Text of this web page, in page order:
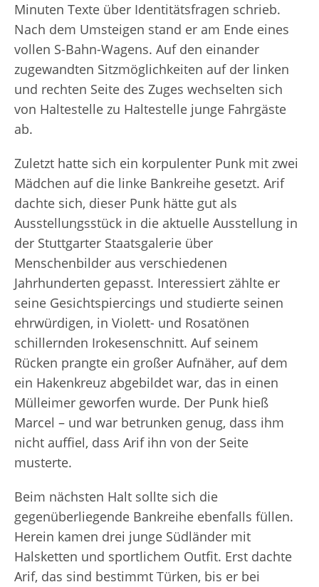
Minuten Texte über Identitätsfragen schrieb.
Nach dem Umsteigen stand er am Ende eines
vollen S-Bahn-Wagens. Auf den einander
zugewandten Sitzmöglichkeiten auf der linken
und rechten Seite des Zuges wechselten sich
von Haltestelle zu Haltestelle junge Fahrgäste
ab.
Zuletzt hatte sich ein korpulenter Punk mit zwei
Mädchen auf die linke Bankreihe gesetzt. Arif
dachte sich, dieser Punk hätte gut als
Ausstellungsstück in die aktuelle Ausstellung in
der Stuttgarter Staatsgalerie über
Menschenbilder aus verschiedenen
Jahrhunderten gepasst. Interessiert zählte er
seine Gesichtspiercings und studierte seinen
ehrwürdigen, in Violett- und Rosatönen
schillernden Irokesenschnitt. Auf seinem
Rücken prangte ein großer Aufnäher, auf dem
ein Hakenkreuz abgebildet war, das in einen
Mülleimer geworfen wurde. Der Punk hieß
Marcel – und war betrunken genug, dass ihm
nicht auffiel, dass Arif ihn von der Seite
musterte.
Beim nächsten Halt sollte sich die
gegenüberliegende Bankreihe ebenfalls füllen.
Herein kamen drei junge Südländer mit
Halsketten und sportlichem Outfit. Erst dachte
Arif, das sind bestimmt Türken, bis er bei